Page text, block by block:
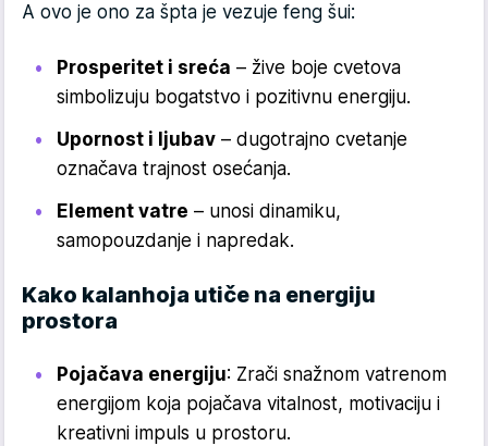
A ovo je ono za špta je vezuje feng šui:
Prosperitet i sreća – žive boje cvetova
simbolizuju bogatstvo i pozitivnu energiju.
Upornost i ljubav – dugotrajno cvetanje
označava trajnost osećanja.
Element vatre – unosi dinamiku,
samopouzdanje i napredak.
Kako kalanhoja utiče na energiju
prostora
Pojačava energiju: Zrači snažnom vatrenom
energijom koja pojačava vitalnost, motivaciju i
kreativni impuls u prostoru.